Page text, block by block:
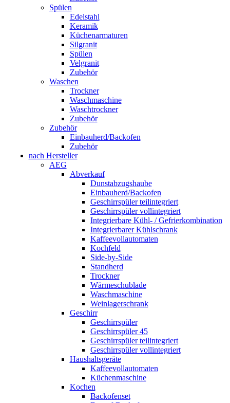
Spülen
Edelstahl
Keramik
Küchenarmaturen
Silgranit
Spülen
Velgranit
Zubehör
Waschen
Trockner
Waschmaschine
Waschtrockner
Zubehör
Zubehör
Einbauherd/Backofen
Zubehör
nach Hersteller
AEG
Abverkauf
Dunstabzugshaube
Einbauherd/Backofen
Geschirrspüler teilintegriert
Geschirrspüler vollintegriert
Integrierbare Kühl- / Gefrierkombination
Integrierbarer Kühlschrank
Kaffeevollautomaten
Kochfeld
Side-by-Side
Standherd
Trockner
Wärmeschublade
Waschmaschine
Weinlagerschrank
Geschirr
Geschirrspüler
Geschirrspüler 45
Geschirrspüler teilintegriert
Geschirrspüler vollintegriert
Haushaltsgeräte
Kaffeevollautomaten
Küchenmaschine
Kochen
Backofenset